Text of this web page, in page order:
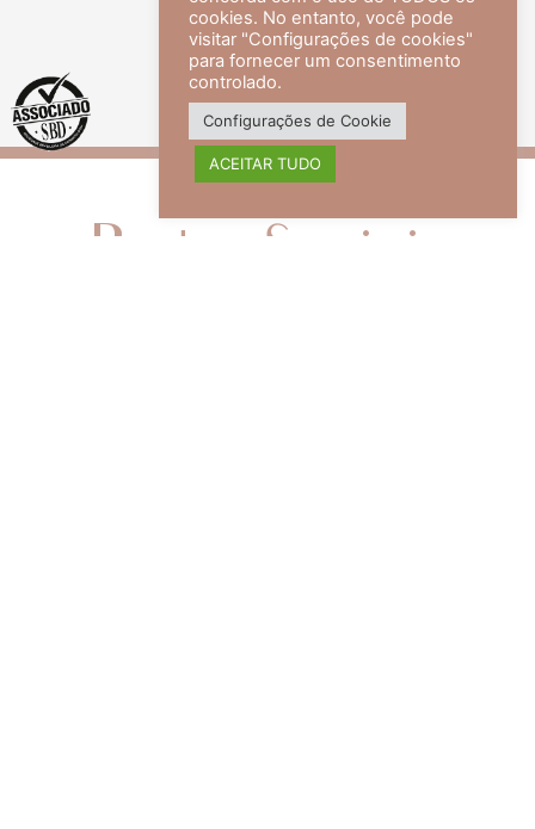
com título de especialista.
veja mais +
Redes Sociais
cookies. No entanto, você pode
visitar "Configurações de cookies"
para fornecer um consentimento
controlado.
Configurações de Cookie
ACEITAR TUDO